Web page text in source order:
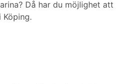
Då har du möjlighet
Köping.